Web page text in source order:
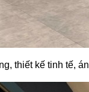
thiết kế tinh tế,